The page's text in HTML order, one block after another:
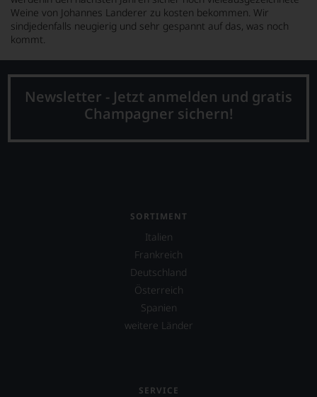
Weine von Johannes Landerer zu kosten bekommen. Wir
sindjedenfalls neugierig und sehr gespannt auf das, was noch
kommt.
Newsletter - Jetzt anmelden und gratis
Champagner sichern!
SORTIMENT
Italien
Frankreich
Deutschland
Österreich
Spanien
weitere Länder
SERVICE